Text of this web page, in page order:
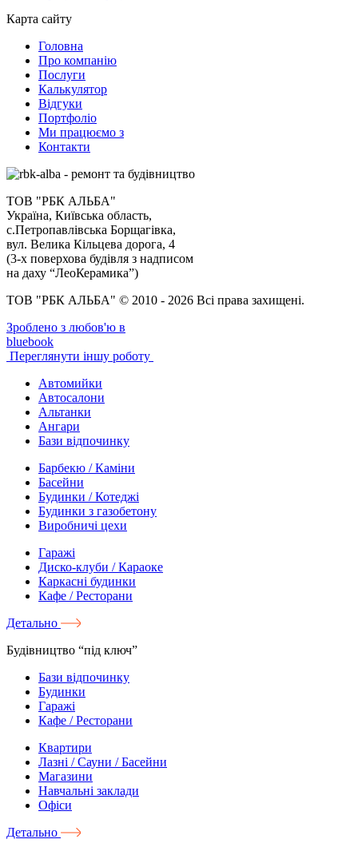
Карта сайту
Головна
Про компанію
Послуги
Калькулятор
Відгуки
Портфоліо
Ми працюємо з
Контакти
ТОВ "РБК АЛЬБА"
Україна, Київська область,
с.Петропавлівська Борщагівка,
вул. Велика Кільцева дорога, 4
(3-х поверхова будівля з надписом
на даху “ЛеоКерамика”)
ТОВ "РБК АЛЬБА" © 2010 - 2026 Всі права захищені.
Зроблено з любов'ю в
bluebook
Переглянути іншу роботу
Автомийки
Автосалони
Альтанки
Ангари
Бази відпочинку
Барбекю / Каміни
Басейни
Будинки / Котеджі
Будинки з газобетону
Виробничі цехи
Гаражі
Диско-клуби / Караоке
Каркасні будинки
Кафе / Ресторани
Детально
Будівництво “під ключ”
Бази відпочинку
Будинки
Гаражі
Кафе / Ресторани
Квартири
Лазні / Сауни / Басейни
Магазини
Навчальні заклади
Офіси
Детально